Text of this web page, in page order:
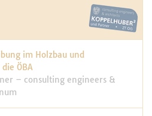
im Holzbau und
ÖBA
– consulting engineers &